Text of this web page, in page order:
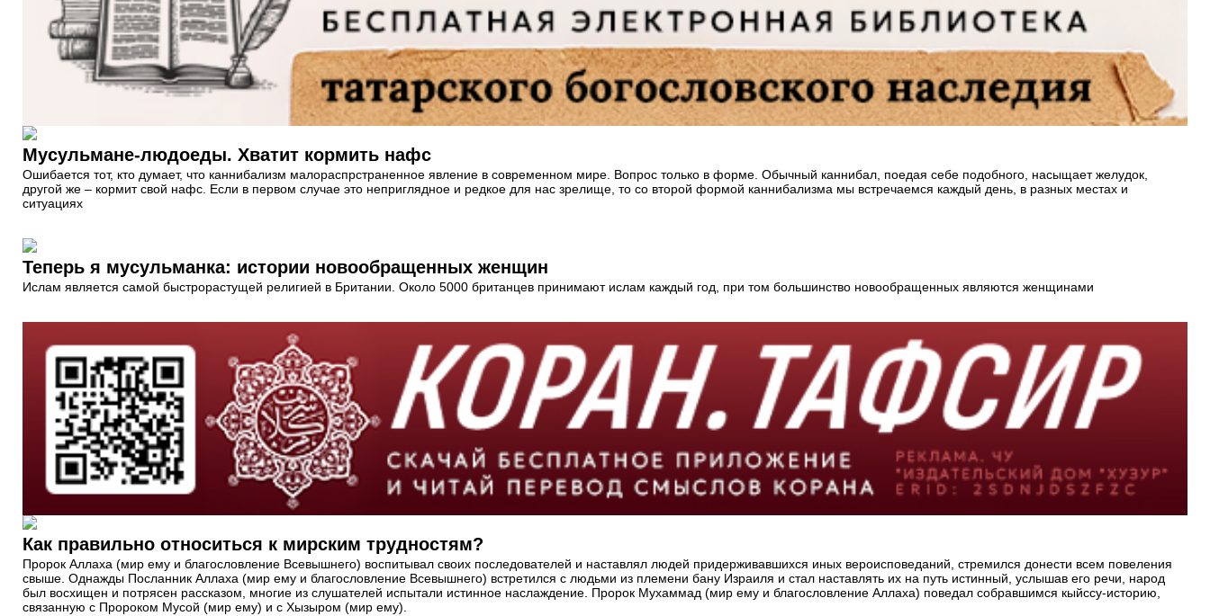
Мусульмане-людоеды. Хватит кормить нафс
Ошибается тот, кто думает, что каннибализм малораспрстраненное явление в современном мире. Вопрос только в форме. Обычный каннибал, поедая себе подобного, насыщает желудок,
другой же – кормит свой нафс. Если в первом случае это неприглядное и редкое для нас зрелище, то со второй формой каннибализма мы встречаемся каждый день, в разных местах и
ситуациях
Теперь я мусульманка: истории новообращенных женщин
Ислам является самой быстрорастущей религией в Британии. Около 5000 британцев принимают ислам каждый год, при том большинство новообращенных являются женщинами
Как правильно относиться к мирским трудностям?
Пророк Аллаха (мир ему и благословление Всевышнего) воспитывал своих последователей и наставлял людей придерживавшихся иных вероисповеданий, стремился донести всем повеления
свыше. Однажды Посланник Аллаха (мир ему и благословление Всевышнего) встретился с людьми из племени бану Израиля и стал наставлять их на путь истинный, услышав его речи, народ
был восхищен и потрясен рассказом, многие из слушателей испытали истинное наслаждение. Пророк Мухаммад (мир ему и благословление Аллаха) поведал собравшимся кыйссу-историю,
связанную с Пророком Мусой (мир ему) и с Хызыром (мир ему).